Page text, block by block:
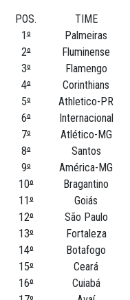
POS.
TIME
1º Palmeiras
2º Fluminense
3º Flamengo
4º Corinthians
5º Athletico-PR
6º Internacional
7º Atlético-MG
8º Santos
9º América-MG
10º Bragantino
11º Goiás
12º São Paulo
13º Fortaleza
14º Botafogo
15º Ceará
16º Cuiabá